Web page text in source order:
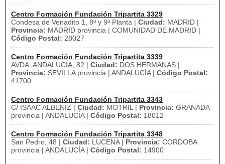
Centro Formación Fundación Tripartita 3329
Condesa de Venadito 1, 8ª y 9ª Planta | Ciudad: MADRID |
Provincia: MADRID provincia | COMUNIDAD DE MADRID |
Código Postal: 28027
Centro Formación Fundación Tripartita 3339
AVDA. ANDALUCIA, 82 | Ciudad: DOS HERMANAS |
Provincia: SEVILLA provincia | ANDALUCÍA | Código Postal:
41700
Centro Formación Fundación Tripartita 3343
C/ ISAAC ALBENIZ | Ciudad: MOTRIL | Provincia: GRANADA
provincia | ANDALUCÍA | Código Postal: 18012
Centro Formación Fundación Tripartita 3348
San Pedro, 48 | Ciudad: LUCENA | Provincia: CORDOBA
provincia | ANDALUCÍA | Código Postal: 14900